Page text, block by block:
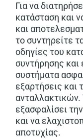
Για να
κατάσταση και
και
το συντηρείτε
οδηγίες του
συντήρησης
συστήματα
εξαρτήσεις και
ανταλλακτικών.
εξασφαλίσει
και να
αποτυχίας.